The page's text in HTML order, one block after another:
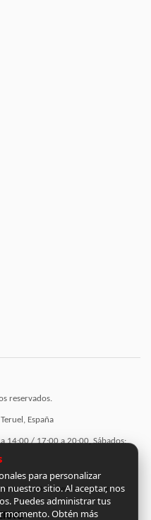
reservados.
España
14:00 / 17:00 a 20:00, Sábados:
a la web subvencionadas por:
para personalizar
nuestro sitio. Al aceptar, nos
Puedes administrar tus
momento. Obtén más